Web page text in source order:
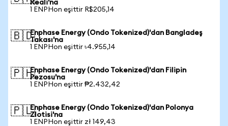
Reali'na
1 ENPHon eşittir R$205,14
🇧🇩Enphase Energy (Ondo Tokenized)'dan Bangladeş
Takası'na
1 ENPHon eşittir ৳4.955,14
🇵🇭Enphase Energy (Ondo Tokenized)'dan Filipin
Pezosu'na
1 ENPHon eşittir ₱2.432,42
🇵🇱Enphase Energy (Ondo Tokenized)'dan Polonya
Zlotisi'na
1 ENPHon eşittir zł 149,43